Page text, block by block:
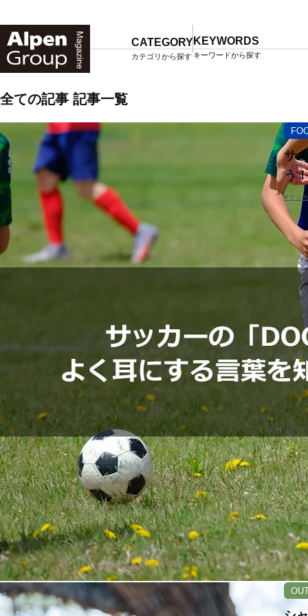
CATEGORY
カテゴリから探す
KEYWORDS
キーワードから探す
TOP マガジン一覧
全ての記事 記事一覧
サ
う！
#サッ